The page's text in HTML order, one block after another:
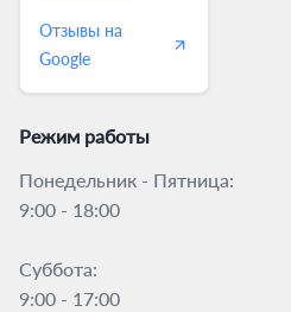
Отзывы на
Google
Режим работы
Понедельник - Пятница:
9:00 - 18:00
Суббота:
9:00 - 17:00